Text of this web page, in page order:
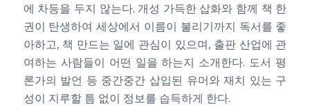
에 차등을 두지 않는다. 개성 가득한 삽화와 함께 책 한
권이 탄생하여 세상에서 이름이 불리기까지 독서를 좋
아하고, 책 만드는 일에 관심이 있으며, 출판 산업에 관
여하는 사람들이 어떤 일을 하는지 소개한다. 도서 평
론가의 발언 등 중간중간 삽입된 유머와 재치 있는 구
성이 지루할 틈 없이 정보를 습득하게 한다.